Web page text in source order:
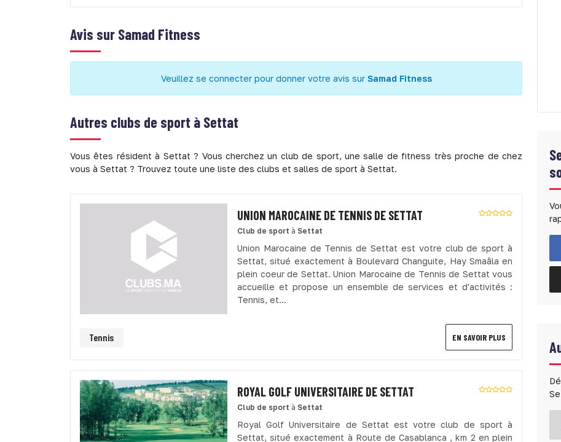
Avis sur Samad Fitness
Veuillez se connecter pour donner votre avis sur Samad Fitness
Autres clubs de sport à Settat
Vous êtes résident à Settat ? Vous cherchez un club de sport, une salle de fitness très proche de chez
vous à Settat ? Trouvez toute une liste des clubs et salles de sport à Settat.
UNION MAROCAINE DE TENNIS DE SETTAT
Club de sport à Settat
Union Marocaine de Tennis de Settat est votre club de sport à
Settat, situé exactement à Boulevard Changuite, Hay Smaâla en
plein coeur de Settat. Union Marocaine de Tennis de Settat vous
accueille et propose un ensemble de services et d'activités :
Tennis, et...
Tennis EN SAVOIR PLUS
ROYAL GOLF UNIVERSITAIRE DE SETTAT
Club de sport à Settat
Royal Golf Universitaire de Settat est votre club de sport à
Settat, situé exactement à Route de Casablanca , km 2 en plein